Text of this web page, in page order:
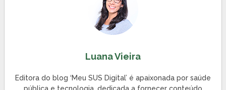
Luana Vieira
Editora do blog ‘Meu SUS Digital’ é apaixonada por saúde
pública e tecnologia, dedicada a fornecer conteúdo